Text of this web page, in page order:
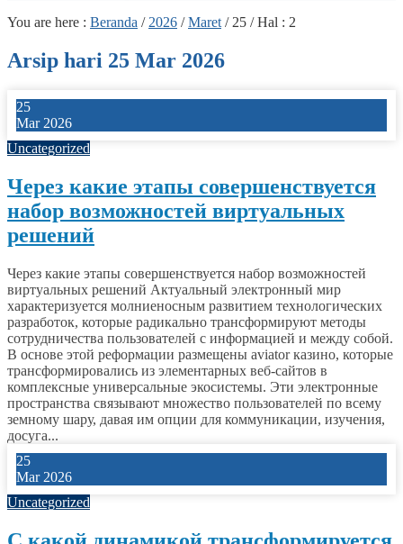
You are here : Beranda / 2026 /Maret / 25 / Hal : 2
Arsip hari 25 Mar 2026
25
Mar 2026
Uncategorized
Через какие этапы совершенствуется
набор возможностей виртуальных
решений
Через какие этапы совершенствуется набор возможностей
виртуальных решений Актуальный электронный мир
характеризуется молниеносным развитием технологических
разработок, которые радикально трансформируют методы
сотрудничества пользователей с информацией и между собой.
В основе этой реформации размещены aviator казино, которые
трансформировались из элементарных веб-сайтов в
комплексные универсальные экосистемы. Эти электронные
пространства связывают множество пользователей по всему
земному шару, давая им опции для коммуникации, изучения,
досуга...
25
Mar 2026
Uncategorized